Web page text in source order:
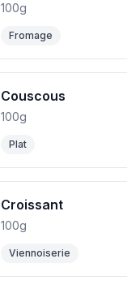
100g
Fromage
Couscous
100g
Plat
Croissant
100g
Viennoiserie